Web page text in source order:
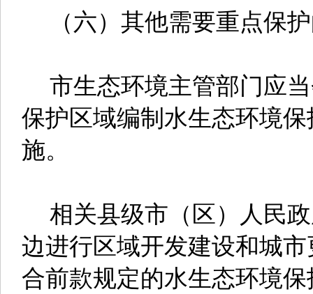
（六）其他需要重点保
市生态环境主管部门应
保护区域编制水生态环境
施。
相关县级市（区）人民
边进行区域开发建设和城
合前款规定的水生态环境